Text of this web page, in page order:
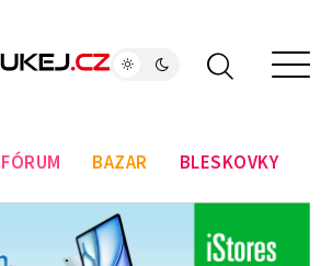
FÓRUM BAZAR BLESKOVKY